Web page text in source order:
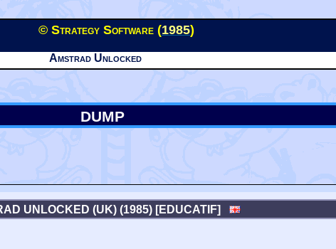
© Strategy Software (1985)
Amstrad Unlocked
DUMP
UNLOCKED (UK) (1985) [EDUCATIF]